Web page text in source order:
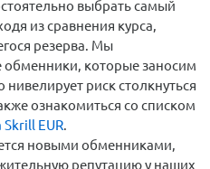
выбрать самый
из сравнения курса,
резерва. Мы
обменники, которые заносим
нивелирует риск столкнуться
ознакомиться со списком
EUR.
новыми обменниками,
репутацию у наших